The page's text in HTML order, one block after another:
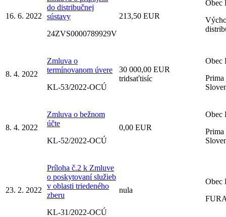
16. 6. 2022
do distribučnej
sústavy
24ZVS0000789929V
213,50 EUR
Obec
8. 4. 2022
Zmluva o
termínovanom úvere
KL-53/2022-OCÚ
30 000,00 EUR
tridsaťtisíc
Obec
Prima
8. 4. 2022
Zmluva o bežnom
účte
KL-52/2022-OCÚ
0,00 EUR
Obec
Prima
23. 2. 2022
Príloha č.2 k Zmluve
o poskytovaní služieb
v oblasti triedeného
zberu
KL-31/2022-OCÚ
nula
Obec